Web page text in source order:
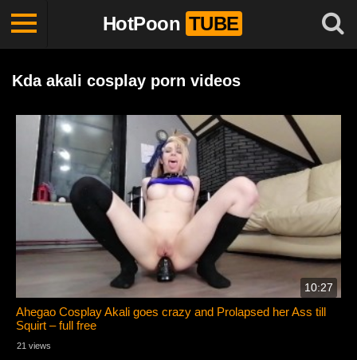
HotPoon TUBE
Kda akali cosplay porn videos
10:27
Ahegao Cosplay Akali goes crazy and Prolapsed her Ass till
Squirt – full free
21 views